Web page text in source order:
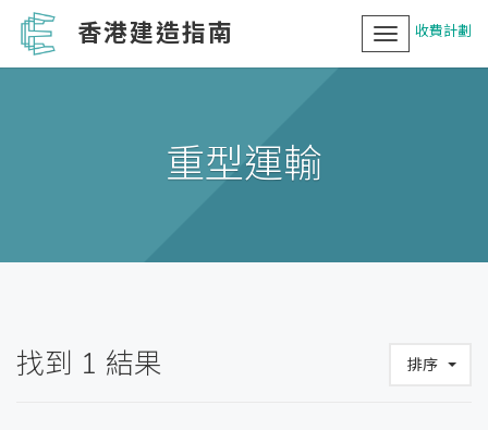
香港建造指南 收費計劃
Toggle
navigation
重型運輸
找到 1 結果 排序